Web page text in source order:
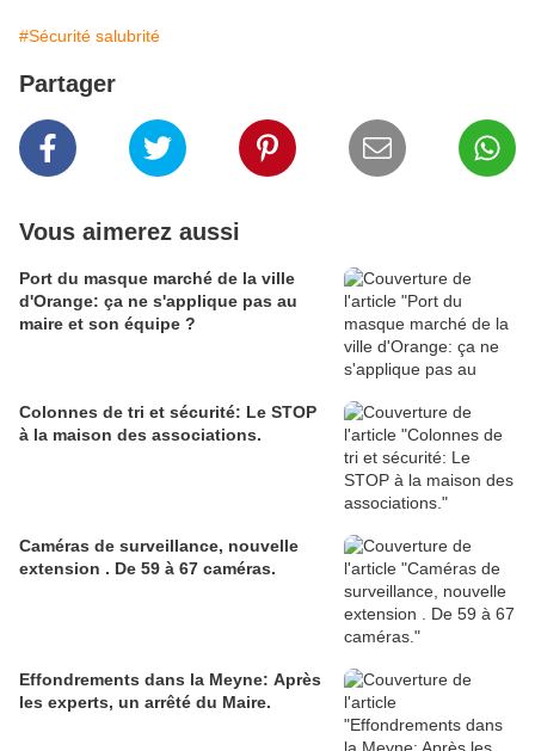
#Sécurité salubrité
Partager
Vous aimerez aussi
Port du masque marché de la ville
d'Orange: ça ne s'applique pas au
maire et son équipe ?
Colonnes de tri et sécurité: Le STOP
à la maison des associations.
Caméras de surveillance, nouvelle
extension . De 59 à 67 caméras.
Effondrements dans la Meyne: Après
les experts, un arrêté du Maire.